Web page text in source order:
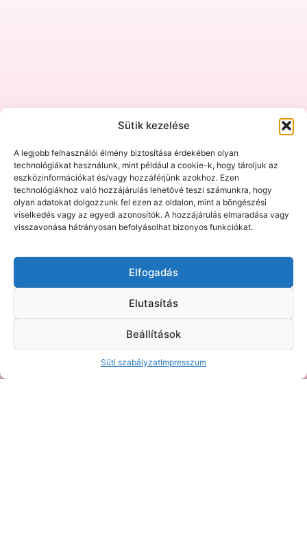
Sütik kezelése
A legjobb felhasználói élmény biztosítása érdekében olyan
technológiákat használunk, mint például a cookie-k, hogy tároljuk az
eszközinformációkat és/vagy hozzáférjünk azokhoz. Ezen
technológiákhoz való hozzájárulás lehetővé teszi számunkra, hogy
olyan adatokat dolgozzunk fel ezen az oldalon, mint a böngészési
viselkedés vagy az egyedi azonosítók. A hozzájárulás elmaradása vagy
visszavonása hátrányosan befolyásolhat bizonyos funkciókat.
Elfogadás
Elutasítás
Beállítások
Süti szabályzatImpresszum